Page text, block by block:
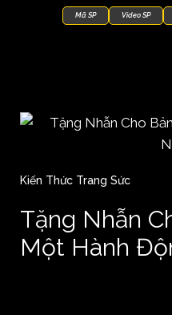
Mã SP Video SP
Kiến Thức Trang Sức
Tặng Nhẫn
Một Hành